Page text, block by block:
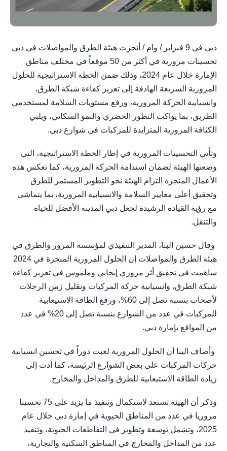
دبي في 9 فبراير / وام / أنجزت هيئة الطرق والمواصلات في دبي
تحسينات مرورية في أكثر من 50 موقعاً في مختلف مناطق
الإمارة خلال عام 2024، وذلك ضمن الخطة الاستراتيجية للحلول
المرورية السريعة الهادفة إلى تعزيز كفاءة شبكة الطرق،
وانسيابية الحركة المرورية، ورفع مستويات السلامة لمستخدمي
الطريق، بما يواكب التطور الحضري والنمو السكاني، ويلبي
الكثافة المرورية المتزايدة للمركبات في شوارع دبي.
وتأتي التحسينات المرورية في إطار الخطة الاستراتيجية، التي
وضعتها الهيئة لضمان استدامة الحركة المرورية، كما تعكس هذه
الأعمال المنجزة التزام الهيئة نحو التطوير المستمر للطرق
وتحقيق أعلى معايير السلامة والانسيابية المرورية، بما يتماشى
مع رؤية القيادة الرشيدة لجعل دبي المدينة الأفضل للحياة
والتنقل.
وقال حسين البنا، المدير التنفيذي لمؤسسة المرور والطرق في
هيئة الطرق والمواصلات إن الحلول المرورية المنجزة في 2024
ساهمت في تحقيق أثر مروري إيجابي وملموس في تعزيز كفاءة
شبكة الطرق، وانسيابية حركة المركبات وتقليل زمن الرحلات
لأصحاب بنسبة تصل إلى 60%، ورفع الطاقة الاستيعابية
للمركبات في عدد من الشوارع بنسبة تصل إلى 20% في عدد
من المواقع بإمارة دبي.
وأضاف البنا أن الحلول المرورية لعبت دوراً في تحسين انسيابية
حركات المركبات على بعض الشوارع الرئيسة، كما أدت إلى
زيادة الطاقة الاستيعابية للطرق والمداخل والمخارج.
وذكر أن الهيئة تستعد لاستكمال وتنفيذ ما يزيد على 75 تحسينا
مروريا في عدد من المناطق الحيوية في إمارة دبي خلال عام
2025، وتشمل توسعة وتطوير في التقاطعات الحيوية، وتنفيذ
عدد من المداخل والمخارج في المناطق السكنية والتجارية،